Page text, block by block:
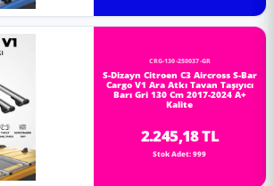
CRG-130-250037-GR
S-Dizayn Citroen C3 Aircross S-Bar
Cargo V1 Ara Atkı Tavan Taşıyıcı
Barı Gri 130 Cm 2017-2024 A+
Kalite
2.245,18 TL
Stok Adet: 999